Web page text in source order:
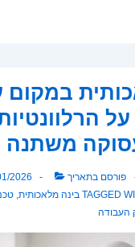
במקום
משתנה
פורסם בתאריך 2026
TAGGED בינה מלאכותית,
העבודה